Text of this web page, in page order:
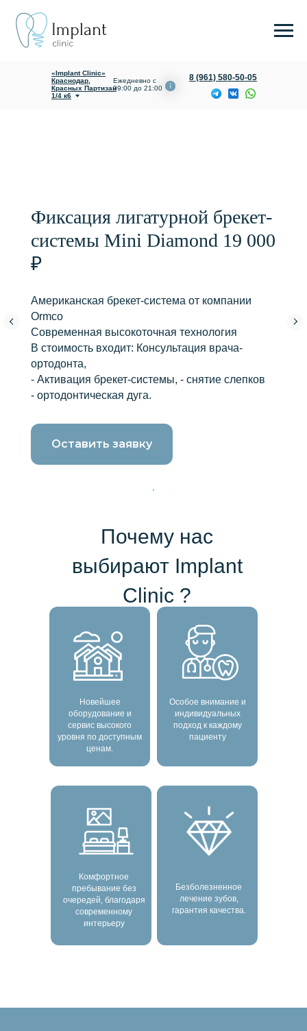
Ежедневно с
09:00 до 21:00
«Implant Clinic»
Краснодар,
Красных Партизан
1/4 к6
8 (961) 580-50-05
Фиксация лигатурной брекет-
системы Mini Diamond 19 000
₽
Американская брекет-система от компании
Ormco
Современная высокоточная технология
В стоимость входит: Консультация врача-
ортодонта,
- Активация брекет-системы, - снятие слепков
- ортодонтическая дуга.
Оставить заявку
Почему нас
выбирают Implant
Clinic ?
Новейшее
оборудование и
сервис высокого
уровня по доступным
ценам.
Особое внимание и
индивидуальных
подход к каждому
пациенту
Комфортное
пребывание без
очередей, благодаря
современному
интерьеру
Безболезненное
лечение зубов,
гарантия качества.